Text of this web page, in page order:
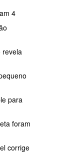
4
revela
para
foram
corrige